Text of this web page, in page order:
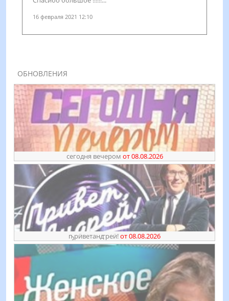
16 февраля 2021 12:10
ОБНОВЛЕНИЯ
сегодня вечером от 08.08.2026
ҧрӥветанꙣреӥ!от 08.08.2026